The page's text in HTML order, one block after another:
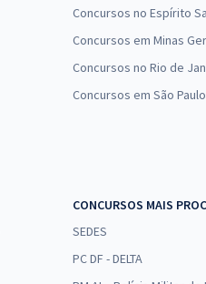
Concursos no Espírito
Concursos em Minas
Concursos no Rio de
Concursos em São Paulo
CONCURSOS MAIS
SEDES
PC DF - DELTA